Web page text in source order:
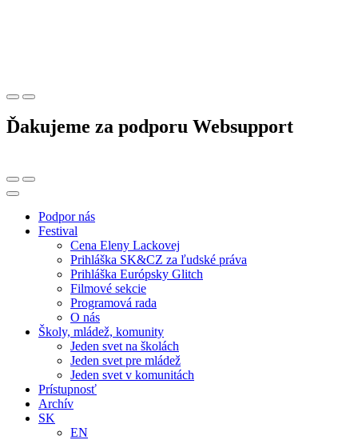
Ďakujeme za podporu Websupport
Podpor nás
Festival
Cena Eleny Lackovej
Prihláška SK&CZ za ľudské práva
Prihláška Európsky Glitch
Filmové sekcie
Programová rada
O nás
Školy, mládež, komunity
Jeden svet na školách
Jeden svet pre mládež
Jeden svet v komunitách
Prístupnosť
Archív
SK
EN